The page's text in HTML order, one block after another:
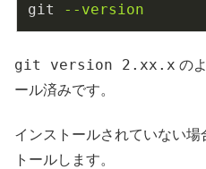
git --version
git version 2.xx.x の
ール済みです。
インストールされていない
トールします。